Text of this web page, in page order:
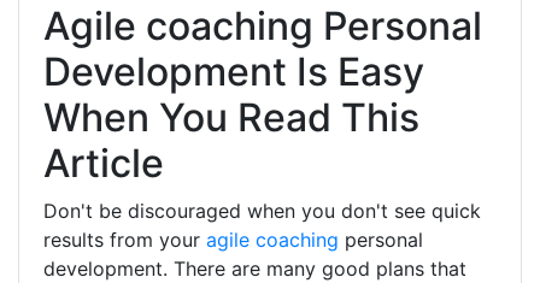
Agile coaching Personal
Development Is Easy
When You Read This
Article
Don't be discouraged when you don't see quick
results from your agile coaching personal
development. There are many good plans that